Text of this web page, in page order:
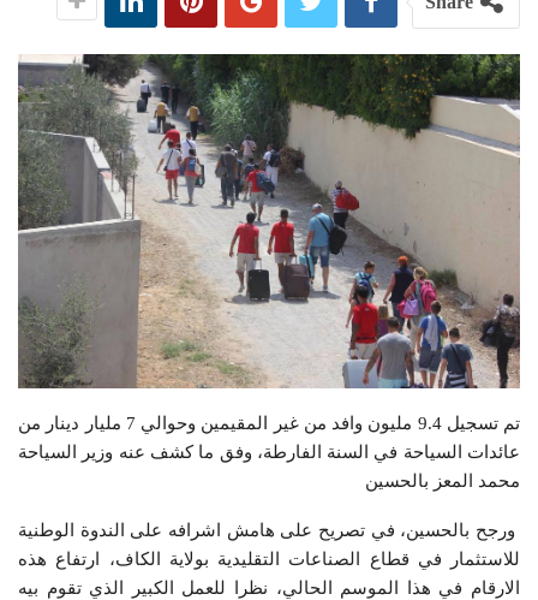
تم تسجيل 9.4 مليون وافد من غير المقيمين وحوالي 7 مليار دينار من
عائدات السياحة في السنة الفارطة، وفق ما كشف عنه وزير السياحة
محمد المعز بالحسين
ورجح بالحسين، في تصريح على هامش اشرافه على الندوة الوطنية
للاستثمار في قطاع الصناعات التقليدية بولاية الكاف، ارتفاع هذه
الارقام في هذا الموسم الحالي، نظرا للعمل الكبير الذي تقوم بيه